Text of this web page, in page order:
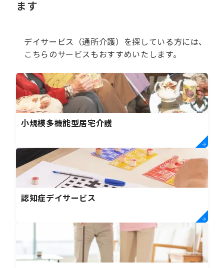
ます
デイサービス（通所介護）を探している方には、
こちらのサービスもおすすめいたします。
小規模多機能型居宅介護
認知症デイサービス